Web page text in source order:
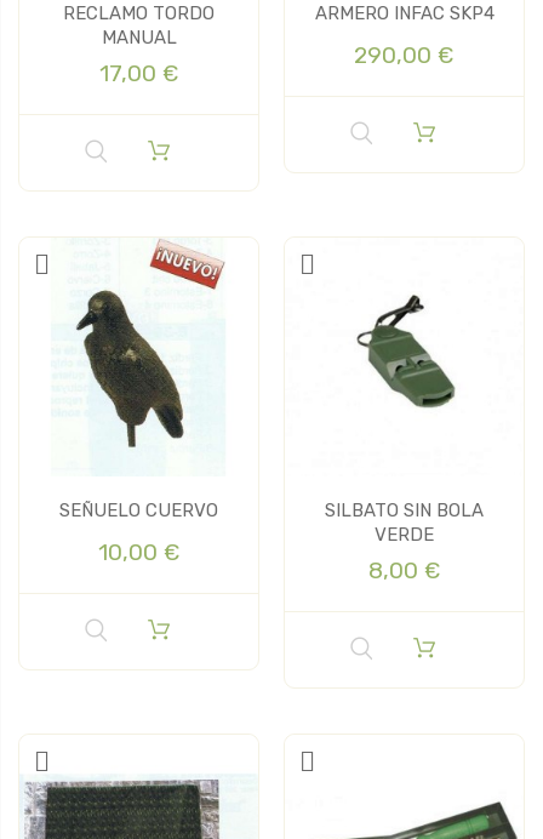
RECLAMO TORDO
MANUAL
17,00 €
ARMERO INFAC SKP4
290,00 €
SEÑUELO CUERVO
10,00 €
SILBATO SIN BOLA
VERDE
8,00 €